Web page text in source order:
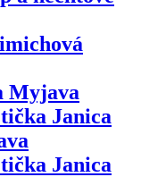
Myjava
Janica
Janica